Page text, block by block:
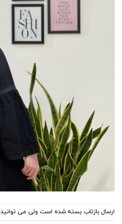
ارسال بازتاب بسته شده است ولی می توانید